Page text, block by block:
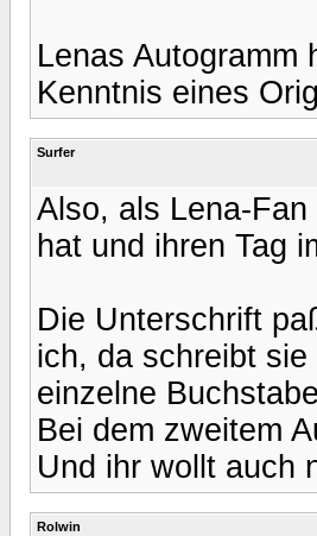
Lenas Autogramm
Kenntnis eines
Surfer
Also, als Lena-
hat und ihren Tag
Die Unterschrift
ich, da schreibt
einzelne
Bei dem zweitem
Und ihr wollt auch
Rolwin